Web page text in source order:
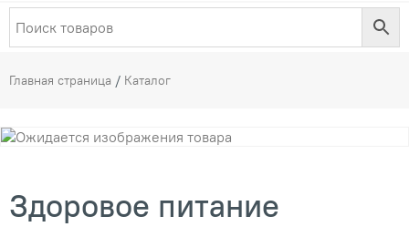
Главная страница / Каталог
Здоровое питание